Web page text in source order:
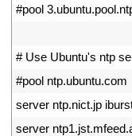
#pool
# Use Ubuntu's ntp
#pool ntp.ubuntu.com
server ntp.nict.jp
server ntp1.jst.mfeed.